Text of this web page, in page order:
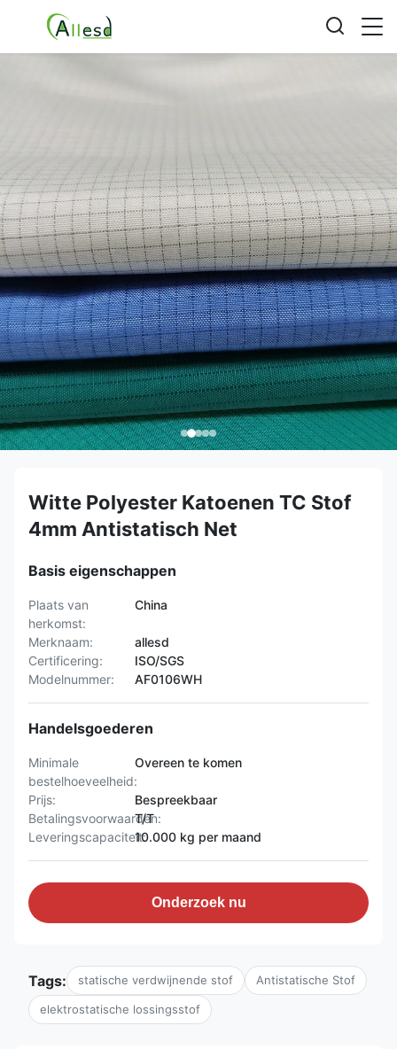
Witte Polyester Katoenen TC Stof
4mm Antistatisch Net
Basis eigenschappen
Plaats van
herkomst:
China
Merknaam:
allesd
Certificering:
ISO/SGS
Modelnummer:
AF0106WH
Handelsgoederen
Minimale
bestelhoeveelheid:
Overeen te komen
Prijs:
Bespreekbaar
Betalingsvoorwaarden:
T/T
Leveringscapaciteit:10.000 kg per maand
Onderzoek nu
Tags: statische verdwijnende stof Antistatische Stof
elektrostatische lossingsstof